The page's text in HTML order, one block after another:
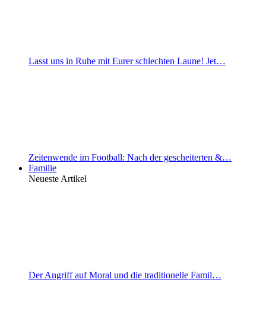
Lasst uns in Ruhe mit Eurer schlechten Laune! Jet…
Zeitenwende im Football: Nach der gescheiterten &…
Familie
Neueste Artikel
Der Angriff auf Moral und die traditionelle Famil…